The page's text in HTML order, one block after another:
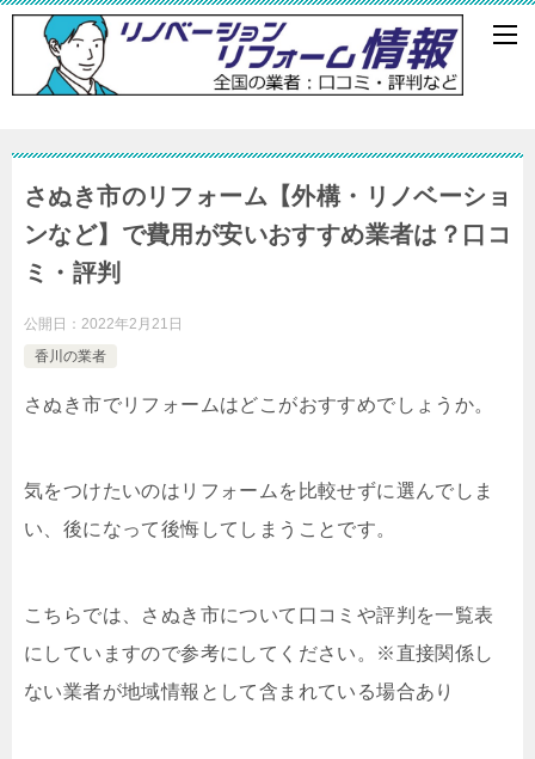
さぬき市のリフォーム【外構・リノベーショ
ンなど】で費用が安いおすすめ業者は？口コ
ミ・評判
公開日： 2022年2月21日
香川の業者
さぬき市でリフォームはどこがおすすめでしょうか。
気をつけたいのはリフォームを比較せずに選んでしま
い、後になって後悔してしまうことです。
こちらでは、さぬき市について口コミや評判を一覧表
にしていますので参考にしてください。※直接関係し
ない業者が地域情報として含まれている場合あり